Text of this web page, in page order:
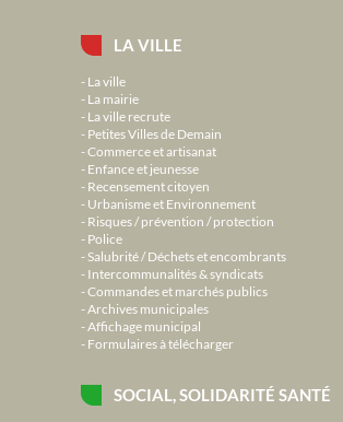
LA VILLE
La ville
La mairie
La ville recrute
Petites Villes de Demain
Commerce et artisanat
Enfance et jeunesse
Recensement citoyen
Urbanisme et Environnement
Risques / prévention / protection
Police
Salubrité / Déchets et encombrants
Intercommunalités & syndicats
Commandes et marchés publics
Archives municipales
Affichage municipal
Formulaires à télécharger
SOCIAL, SOLIDARITÉ SANTÉ